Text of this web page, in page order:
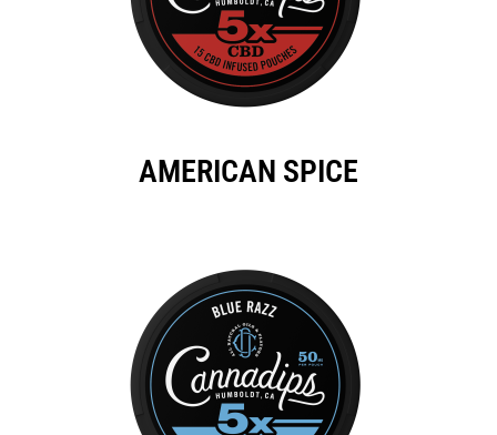
AMERICAN SPICE